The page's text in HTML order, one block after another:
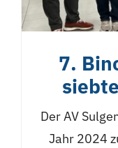
7.
Der AV
Jahr 2024